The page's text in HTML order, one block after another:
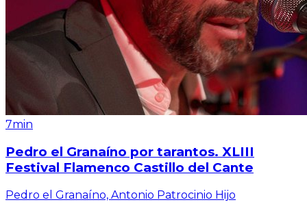
7min
Pedro el Granaíno por tarantos. XLIII
Festival Flamenco Castillo del Cante
Pedro el Granaíno, Antonio Patrocinio Hijo